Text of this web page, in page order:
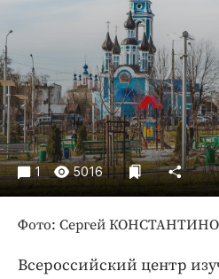
Погода
Праздники
Происшествия
Спорт
Экономика и бизнес
ПРОЕКТЫ
Блоги
Издания
Интересное чтиво
1 5016
Фото: Сергей
Всероссийский центр